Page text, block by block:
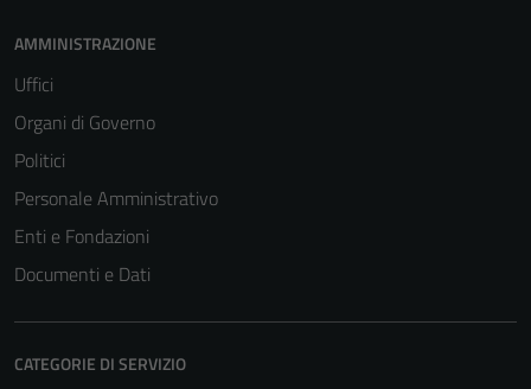
AMMINISTRAZIONE
Uffici
Organi di Governo
Politici
Personale Amministrativo
Enti e Fondazioni
Documenti e Dati
CATEGORIE DI SERVIZIO